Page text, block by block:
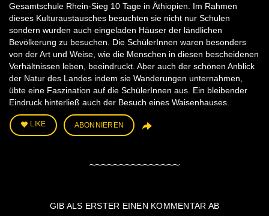
Gesamtschule Rhein-Sieg 10 Tage in Äthiopien. Im Rahmen
dieses Kulturaustausches besuchten sie nicht nur Schulen
sondern wurden auch eingeladen Häuser der ländlichen
Bevölkerung zu besuchen. Die SchülerInnen waren besonders
von der Art und Weise, wie die Menschen in diesen bescheidenen
Verhältnissen leben, beeindruckt. Aber auch der schönen Anblick
der Natur des Landes indem sie Wanderungen unternahmen,
übte eine Faszination auf die SchülerInnen aus. Ein bleibender
Eindruck hinterließ auch der Besuch eines Waisenhauses.
LIKE ABONNIEREN
GIB ALS ERSTER EINEN KOMMENTAR AB